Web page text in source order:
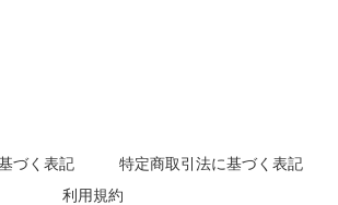
づく表記
特定商取引法に基づく表記
利用規約